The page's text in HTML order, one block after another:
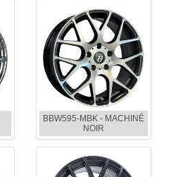
BBW595-MBK - MACHINÉ
NOIR